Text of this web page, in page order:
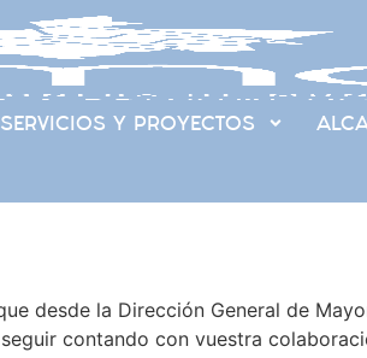
SERVICIOS Y PROYECTOS
desde la Dirección General de
contando con vuestra